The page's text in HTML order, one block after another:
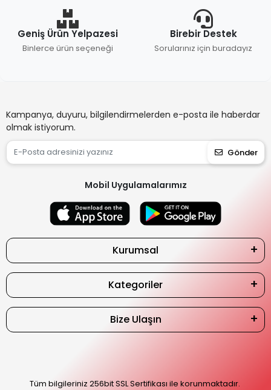
Geniş Ürün Yelpazesi
Binlerce ürün seçeneği
Birebir Destek
Sorularınız için buradayız
Kampanya, duyuru, bilgilendirmelerden e-posta ile haberdar
olmak istiyorum.
Gönder
Mobil Uygulamalarımız
Kurumsal
Kategoriler
Bize Ulaşın
Tüm bilgileriniz 256bit SSL Sertifikası ile korunmaktadır.